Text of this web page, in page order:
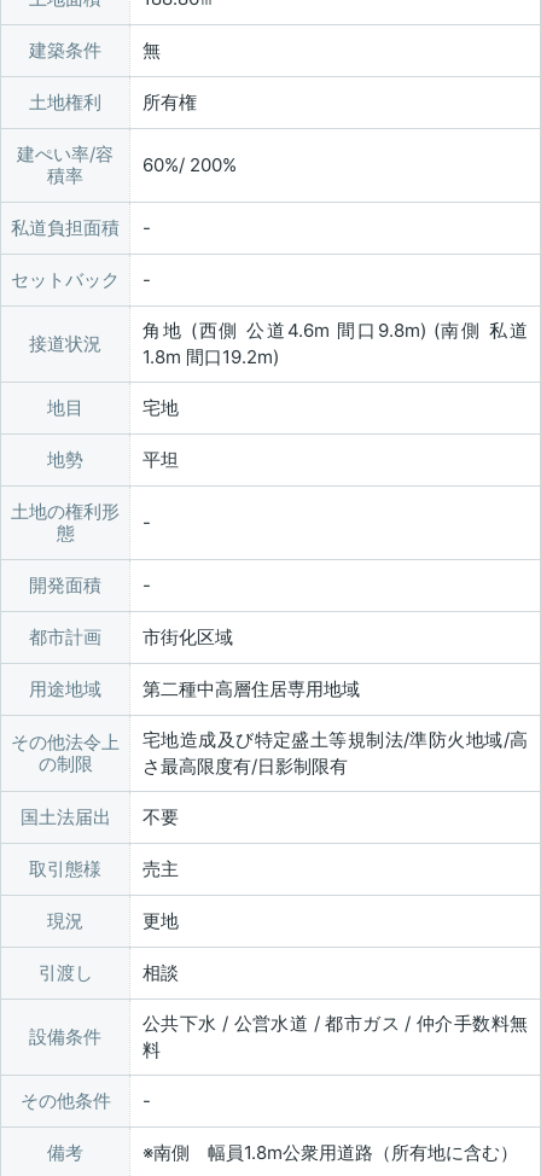
建築条件 無
土地権利 所有権
建ぺい率/容
積率
60%/ 200%
私道負担面積
セットバック
接道状況
角地 (西側 公道4.6m 間口9.8m) (南側 私道
1.8m 間口19.2m)
地目 宅地
地勢 平坦
土地の権利形
態
開発面積
都市計画 市街化区域
用途地域 第二種中高層住居専用地域
その他法令上
の制限
宅地造成及び特定盛土等規制法/準防火地域/高
さ最高限度有/日影制限有
国土法届出 不要
取引態様 売主
現況 更地
引渡し 相談
設備条件
公共下水 / 公営水道 / 都市ガス / 仲介手数料無
料
その他条件
備考 ※南側 幅員1.8m公衆用道路（所有地に含む）